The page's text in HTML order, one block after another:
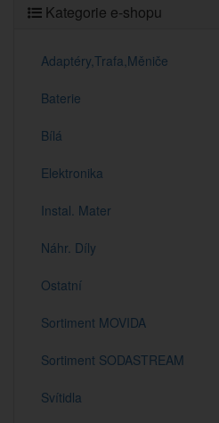
Kategorie e-shopu
Adaptéry,Trafa,Měniče
Baterie
Bílá
Elektronika
Instal. Mater
Náhr. Díly
Ostatní
Sortiment MOVIDA
Sortiment SODASTREAM
Svítidla